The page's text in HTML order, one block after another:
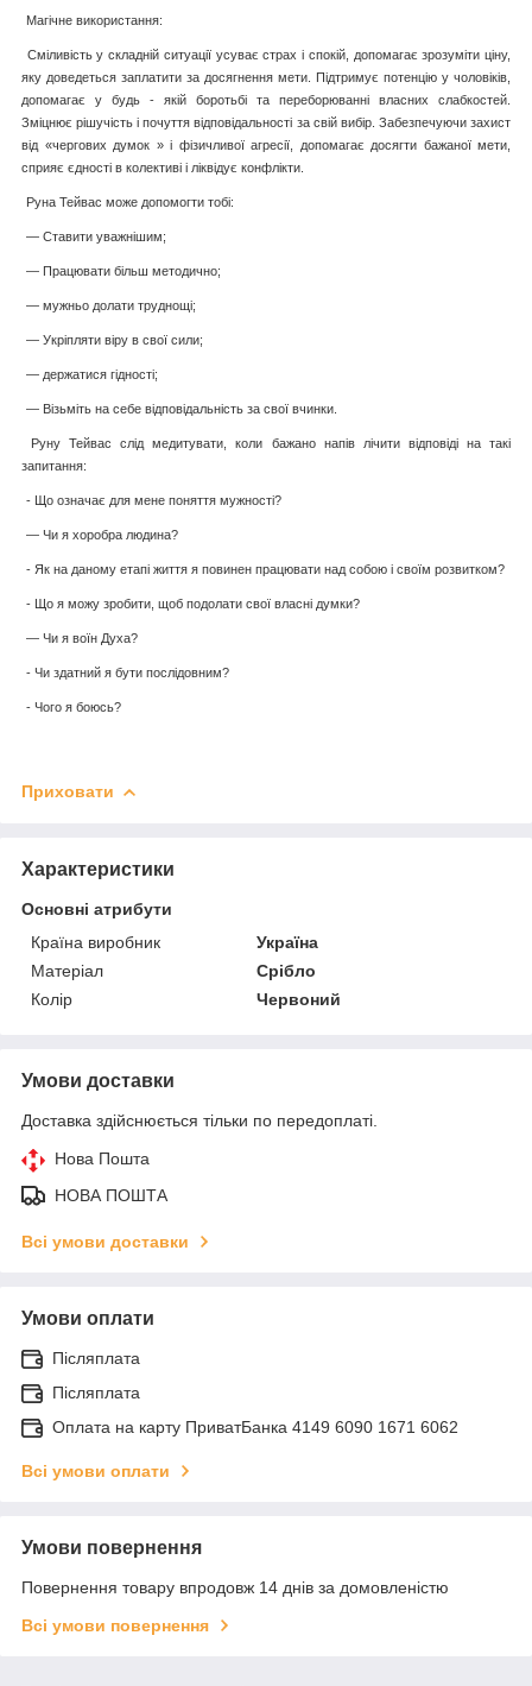
Магічне використання:
Сміливість у складній ситуації усуває страх і спокій, допомагає зрозуміти ціну,
яку доведеться заплатити за досягнення мети. Підтримує потенцію у чоловіків,
допомагає у будь - якій боротьбі та переборюванні власних слабкостей.
Зміцнює рішучість і почуття відповідальності за свій вибір. Забезпечуючи захист
від «чергових думок » і фізичливої агресії, допомагає досягти бажаної мети,
сприяє єдності в колективі і ліквідує конфлікти.
Руна Тейвас може допомогти тобі:
— Ставити уважнішим;
— Працювати більш методично;
— мужньо долати труднощі;
— Укріпляти віру в свої сили;
— держатися гідності;
— Візьміть на себе відповідальність за свої вчинки.
Руну Тейвас слід медитувати, коли бажано напів лічити відповіді на такі
запитання:
- Що означає для мене поняття мужності?
— Чи я хоробра людина?
- Як на даному етапі життя я повинен працювати над собою і своїм розвитком?
- Що я можу зробити, щоб подолати свої власні думки?
— Чи я воїн Духа?
- Чи здатний я бути послідовним?
- Чого я боюсь?
Приховати
Характеристики
Основні атрибути
Країна виробник
Україна
Матеріал
Срібло
Колір
Червоний
Умови доставки
Доставка здійснюється тільки по передоплаті.
Нова Пошта
НОВА ПОШТА
Всі умови доставки
Умови оплати
Післяплата
Післяплата
Оплата на карту ПриватБанка 4149 6090 1671 6062
Всі умови оплати
Умови повернення
Повернення товару впродовж 14 днів за домовленістю
Всі умови повернення